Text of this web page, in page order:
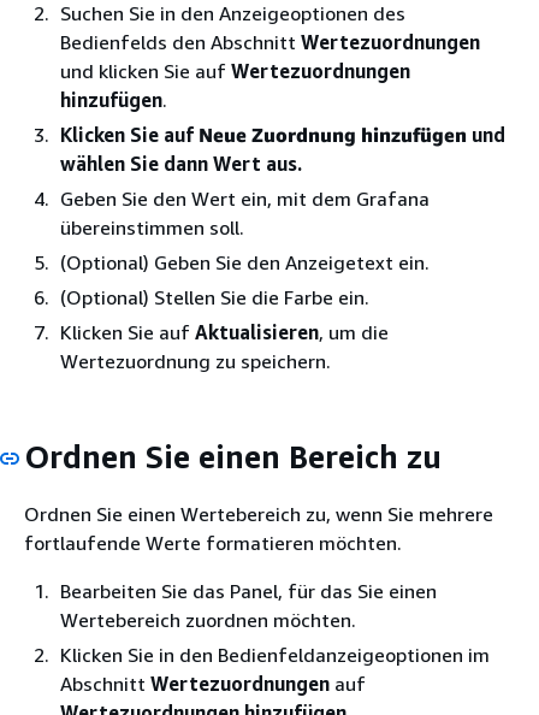
Suchen Sie in den Anzeigeoptionen des
Bedienfelds den Abschnitt Wertezuordnungen
und klicken Sie auf Wertezuordnungen
hinzufügen.
Klicken Sie auf Neue Zuordnung hinzufügen und
wählen Sie dann Wert aus.
Geben Sie den Wert ein, mit dem Grafana
übereinstimmen soll.
(Optional) Geben Sie den Anzeigetext ein.
(Optional) Stellen Sie die Farbe ein.
Klicken Sie auf Aktualisieren, um die
Wertezuordnung zu speichern.
Ordnen Sie einen Bereich zu
Ordnen Sie einen Wertebereich zu, wenn Sie mehrere
fortlaufende Werte formatieren möchten.
Bearbeiten Sie das Panel, für das Sie einen
Wertebereich zuordnen möchten.
Klicken Sie in den Bedienfeldanzeigeoptionen im
Abschnitt Wertezuordnungen auf